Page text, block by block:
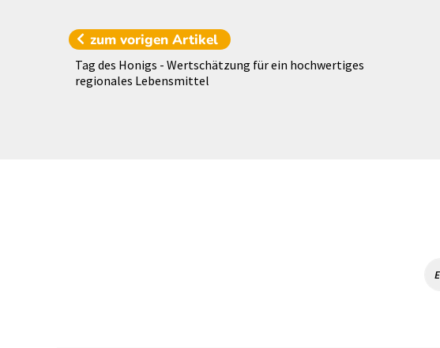
zum vorigenArtikel
Tag des Honigs - Wertschätzung für ein hochwertiges
regionales Lebensmittel